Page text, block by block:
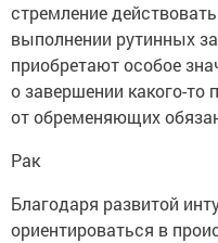
стремление
выполнении рутинных
приобретают особое
о завершении какого-то
от обременяющих
Рак
Благодаря развитой
ориентироваться в